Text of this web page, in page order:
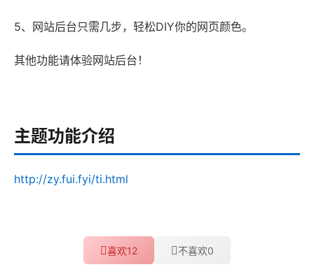
5、网站后台只需几步，轻松DIY你的网页颜色。
其他功能请体验网站后台！
主题功能介绍
http://zy.fui.fyi/ti.html
喜欢12 不喜欢0